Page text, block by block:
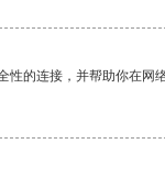
的连接，并帮助你在网